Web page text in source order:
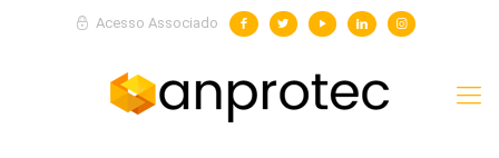
Acesso Associado